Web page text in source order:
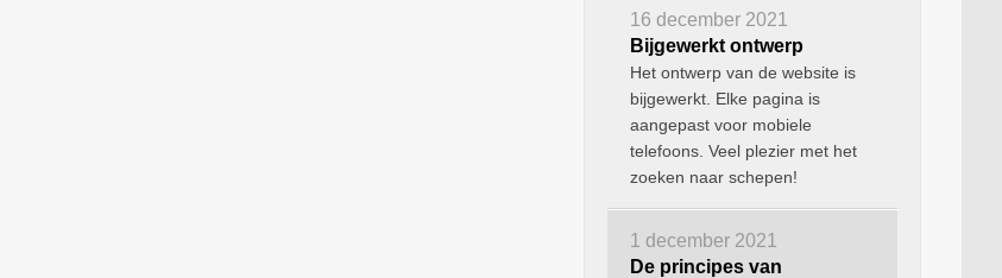
16 december 2021
Bijgewerkt ontwerp
Het ontwerp van de website is
bijgewerkt. Elke pagina is
aangepast voor mobiele
telefoons. Veel plezier met het
zoeken naar schepen!
1 december 2021
De principes van